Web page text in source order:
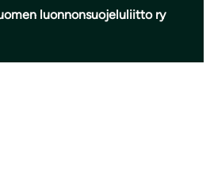
luonnonsuojeluliitto ry